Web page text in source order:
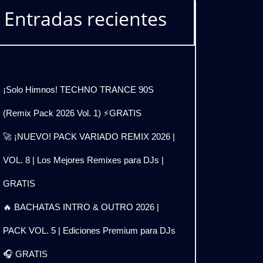
Entradas recientes
¡Solo Himnos! TECHNO TRANCE 90S
(Remix Pack 2026 Vol. 1) ⚡GRATIS
🚀 ¡NUEVO! PACK VARIADO REMIX 2026 |
VOL. 8 | Los Mejores Remixes para DJs |
GRATIS
🔥 BACHATAS INTRO & OUTRO 2026 |
PACK VOL. 5 | Ediciones Premium para DJs
🎧 GRATIS